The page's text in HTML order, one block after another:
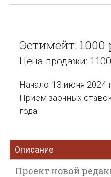
Эстимейт: 1000
Цена продажи:
Начало: 13 июня 2024
Прием заочных
года
Описание
Проект новой